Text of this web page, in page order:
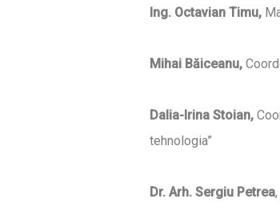
Ing. Octavian Timu,
Mihai Băiceanu,
Dalia-Irina Stoian,
tehnologia”
Dr. Arh. Sergiu Petrea